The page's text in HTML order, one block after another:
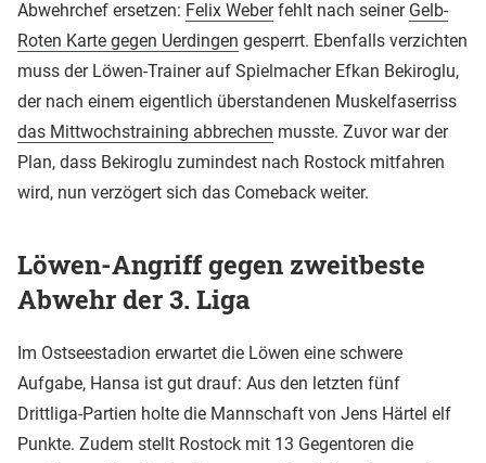
Abwehrchef ersetzen: Felix Weberfehlt nach seiner Gelb-
Roten Karte gegen Uerdingen gesperrt. Ebenfalls verzichten
muss der Löwen-Trainer auf Spielmacher Efkan Bekiroglu,
der nach einem eigentlich überstandenen Muskelfaserriss
das Mittwochstraining abbrechen musste. Zuvor war der
Plan, dass Bekiroglu zumindest nach Rostock mitfahren
wird, nun verzögert sich das Comeback weiter.
Löwen-Angriff gegen zweitbeste
Abwehr der 3. Liga
Im Ostseestadion erwartet die Löwen eine schwere
Aufgabe, Hansa ist gut drauf: Aus den letzten fünf
Drittliga-Partien holte die Mannschaft von Jens Härtel elf
Punkte. Zudem stellt Rostock mit 13 Gegentoren die